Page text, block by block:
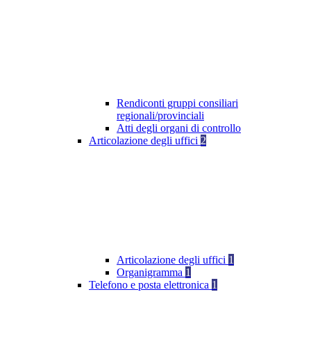
Rendiconti gruppi consiliari
regionali/provinciali
Atti degli organi di controllo
Articolazione degli uffici 2
Articolazione degli uffici 1
Organigramma 1
Telefono e posta elettronica 1